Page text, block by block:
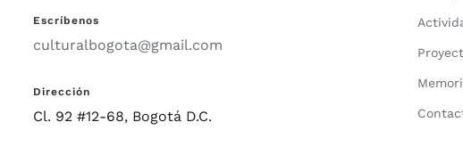
Escríbenos
culturalbogota@gmail.com
Dirección
Cl. 92 #12-68, Bogotá D.C.